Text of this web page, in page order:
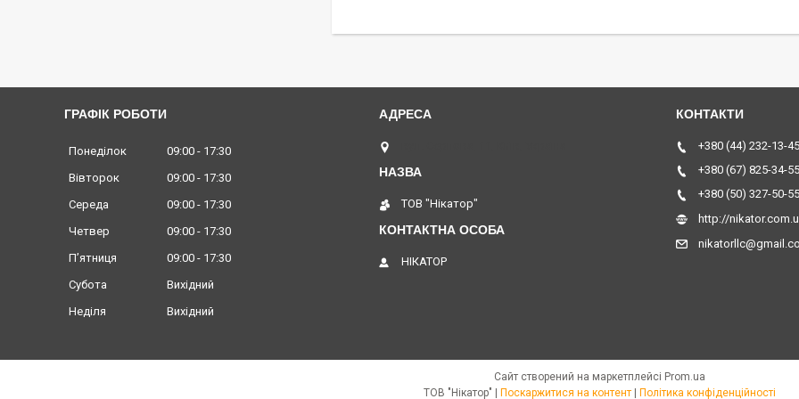
ГРАФІК РОБОТИ
Понеділок 09:00
17:30
Вівторок
09:00
17:30
Середа
09:00
17:30
Четвер
09:00
17:30
Пʼятниця
09:00
17:30
Субота
Вихідний
Неділя
Вихідний
ТОВ "Нікатор"
НІКАТОР
+380 (44) 232-13-45
+380 (67) 825-34-55
+380 (50) 327-50-55
http://
Сайт створений на маркетплейсі Prom.ua
Поскаржитися на контент Політика конфіденційності